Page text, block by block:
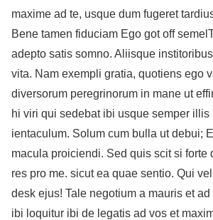
maxime ad te, usque dum fugeret
Bene tamen fiduciam Ego got off
adepto satis somno. Aliisque
vita. Nam exempli gratia, quotiens ego
diversorum peregrinorum in mane ut
hi viri qui sedebat ibi usque semper illis
ientaculum. Solum cum bulla ut debui;
macula proiciendi. Sed quis scit si forte
res pro me. sicut ea quae sentio. Qui
desk ejus! Tale negotium a mauris et
ibi loquitur ibi de legatis ad vos et